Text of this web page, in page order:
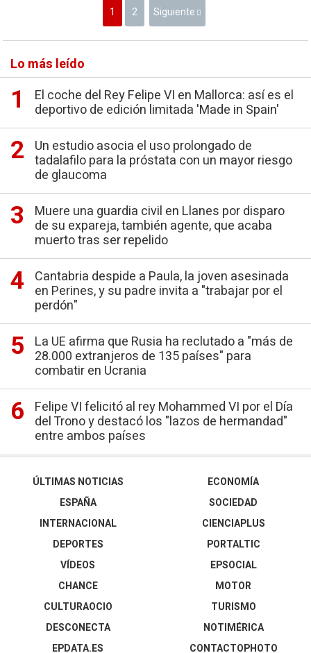
1 2 Siguiente
Lo más leído
El coche del Rey Felipe VI en Mallorca: así es el
deportivo de edición limitada 'Made in Spain'
Un estudio asocia el uso prolongado de
tadalafilo para la próstata con un mayor riesgo
de glaucoma
Muere una guardia civil en Llanes por disparo
de su expareja, también agente, que acaba
muerto tras ser repelido
Cantabria despide a Paula, la joven asesinada
en Perines, y su padre invita a "trabajar por el
perdón"
La UE afirma que Rusia ha reclutado a "más de
28.000 extranjeros de 135 países" para
combatir en Ucrania
Felipe VI felicitó al rey Mohammed VI por el Día
del Trono y destacó los "lazos de hermandad"
entre ambos países
ÚLTIMAS NOTICIAS
ESPAÑA
INTERNACIONAL
DEPORTES
VÍDEOS
ECONOMÍA
SOCIEDAD
CIENCIAPLUS
PORTALTIC
EPSOCIAL
CHANCE
CULTURAOCIO
DESCONECTA
EPDATA.ES
MOTOR
TURISMO
NOTIMÉRICA
CONTACTOPHOTO